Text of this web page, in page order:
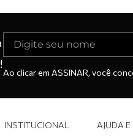
Ao clicar em ASSINAR, você
INSTITUCIONAL
AJUDA